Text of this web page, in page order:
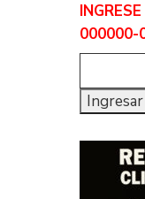
000000-
Ingresar